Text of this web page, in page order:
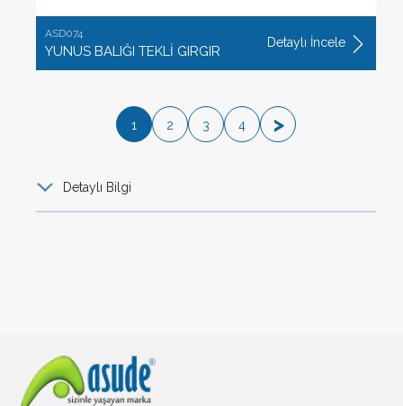
ASD074
YUNUS BALIĞI TEKLİ GIRGIR
Detaylı İncele
1 2 3 4 >
Detaylı Bilgi
edilmektedir. Evlerimizi, ofislerimizi, bahçelerimizi ve diğer
tüm yaşam alanlarımızı temizlemek için bazı
malzemeleriile desteklenmeye ihtiyaç duyarız. Sadece